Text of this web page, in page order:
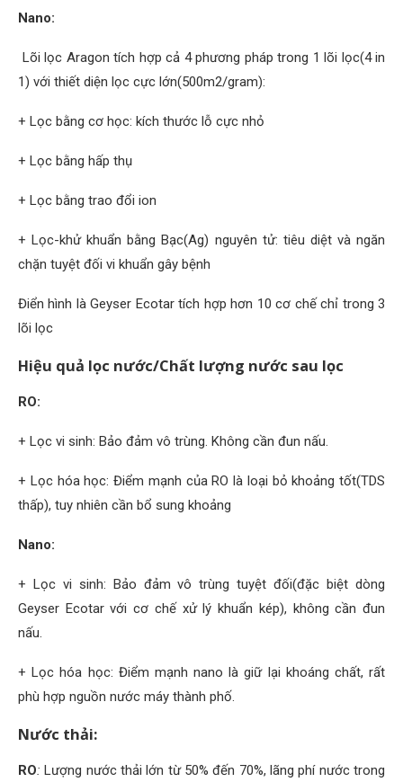
Nano:
Lõi lọc Aragon tích hợp cả 4 phương pháp trong 1 lõi lọc(4 in
1) với thiết diện lọc cực lớn(500m2/gram):
+ Lọc bằng cơ học: kích thước lỗ cực nhỏ
+ Lọc bằng hấp thụ
+ Lọc bằng trao đổi ion
+ Lọc-khử khuẩn bằng Bạc(Ag) nguyên tử: tiêu diệt và ngăn
chặn tuyệt đối vi khuẩn gây bệnh
Điển hình là Geyser Ecotar tích hợp hơn 10 cơ chế chỉ trong 3
lõi lọc
Hiệu quả lọc nước/Chất lượng nước sau lọc
RO:
+ Lọc vi sinh: Bảo đảm vô trùng. Không cần đun nấu.
+ Lọc hóa học: Điểm mạnh của RO là loại bỏ khoảng tốt(TDS
thấp), tuy nhiên cần bổ sung khoảng
Nano:
+ Lọc vi sinh: Bảo đảm vô trùng tuyệt đối(đặc biệt dòng
Geyser Ecotar với cơ chế xử lý khuẩn kép), không cần đun
nấu.
+ Lọc hóa học: Điểm mạnh nano là giữ lại khoáng chất, rất
phù hợp nguồn nước máy thành phố.
Nước thải:
RO: Lượng nước thải lớn từ 50% đến 70%, lãng phí nước trong